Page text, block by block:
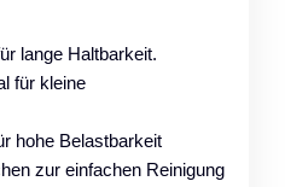
lange Haltbarkeit.
für kleine
hohe Belastbarkeit
zur einfachen Reinigung